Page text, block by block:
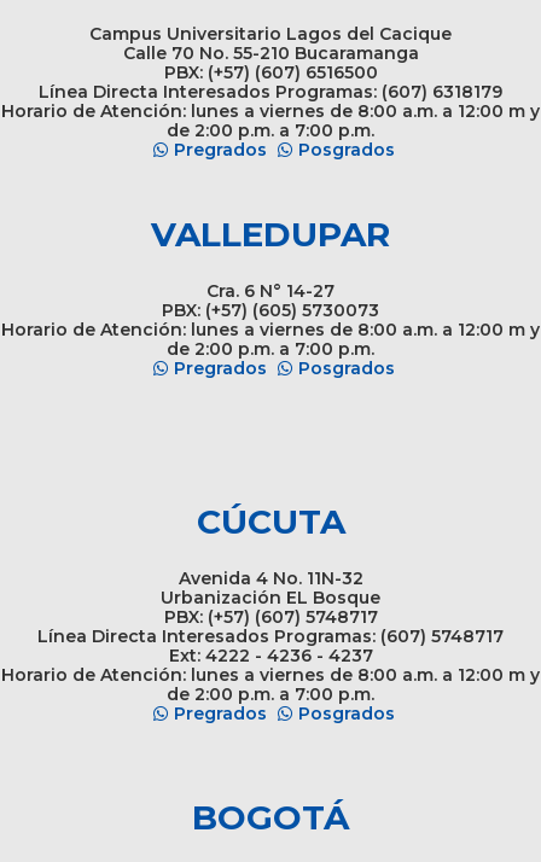
Campus Universitario Lagos del Cacique
Calle 70 No. 55-210 Bucaramanga
PBX: (+57) (607) 6516500
Línea Directa Interesados Programas: (607) 6318179
Horario de Atención: lunes a viernes de 8:00 a.m. a 12:00 m y
de 2:00 p.m. a 7:00 p.m.
Pregrados
Posgrados
VALLEDUPAR
Cra. 6 N° 14-27
PBX: (+57) (605) 5730073
Horario de Atención: lunes a viernes de 8:00 a.m. a 12:00 m y
de 2:00 p.m. a 7:00 p.m.
Pregrados
Posgrados
CÚCUTA
Avenida 4 No. 11N-32
Urbanización EL Bosque
PBX: (+57) (607) 5748717
Línea Directa Interesados Programas: (607) 5748717
Ext: 4222 - 4236 - 4237
Horario de Atención: lunes a viernes de 8:00 a.m. a 12:00 m y
de 2:00 p.m. a 7:00 p.m.
Pregrados
Posgrados
BOGOTÁ